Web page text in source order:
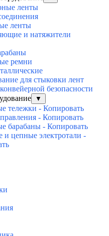
ленты
ленты
и натяжители
ремни
для стыковки лент
безопасности
▼
тележки - Копировать
- Копировать
барабаны - Копировать
и цепные электротали -